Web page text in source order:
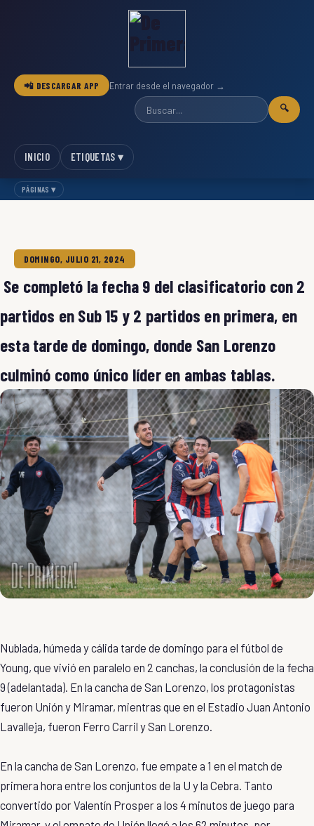
📲 DESCARGAR APP Entrar desde el navegador →
🔍
INICIO ETIQUETAS ▾
PÁGINAS ▾
DOMINGO, JULIO 21, 2024
Se completó la fecha 9 del clasificatorio con 2
partidos en Sub 15 y 2 partidos en primera, en
esta tarde de domingo, donde San Lorenzo
culminó como único líder en ambas tablas.
Nublada, húmeda y cálida tarde de domingo para el fútbol de
Young, que vivió en paralelo en 2 canchas, la conclusión de la fecha
9 (adelantada). En la cancha de San Lorenzo, los protagonistas
fueron Unión y Miramar, mientras que en el Estadio Juan Antonio
Lavalleja, fueron Ferro Carril y San Lorenzo.
En la cancha de San Lorenzo, fue empate a 1 en el match de
primera hora entre los conjuntos de la U y la Cebra. Tanto
convertido por Valentín Prosper a los 4 minutos de juego para